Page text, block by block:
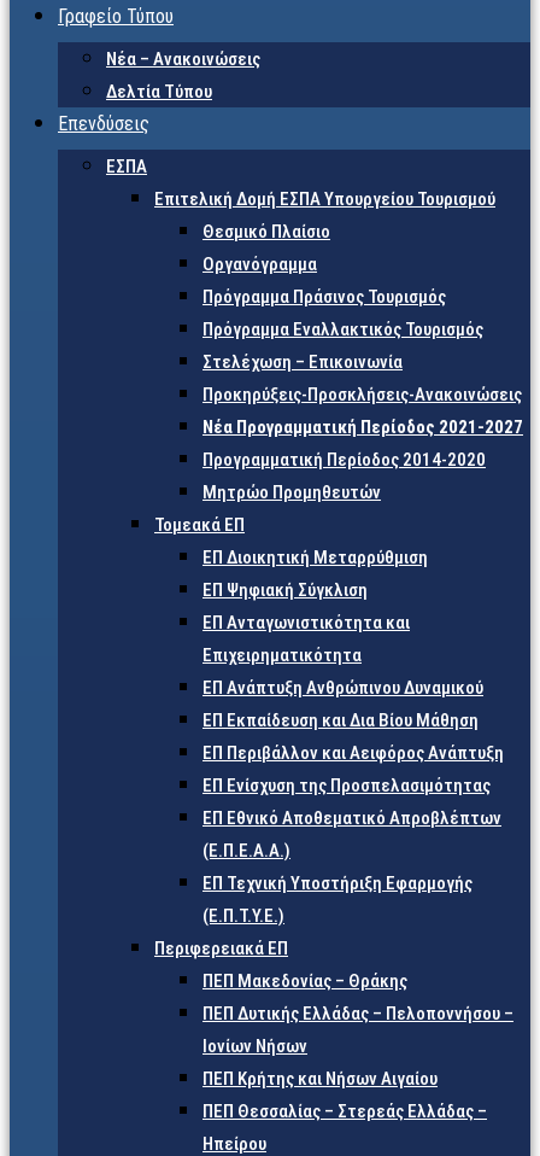
Γραφείο Τύπου
Νέα – Ανακοινώσεις
Δελτία Τύπου
Επενδύσεις
ΕΣΠΑ
Επιτελική Δομή ΕΣΠΑ Υπουργείου Τουρισμού
Θεσμικό Πλαίσιο
Οργανόγραμμα
Πρόγραμμα Πράσινος Τουρισμός
Πρόγραμμα Εναλλακτικός Τουρισμός
Στελέχωση – Επικοινωνία
Προκηρύξεις-Προσκλήσεις-Ανακοινώσεις
Νέα Προγραμματική Περίοδος 2021-2027
Προγραμματική Περίοδος 2014-2020
Μητρώο Προμηθευτών
Τομεακά ΕΠ
ΕΠ Διοικητική Μεταρρύθμιση
ΕΠ Ψηφιακή Σύγκλιση
ΕΠ Ανταγωνιστικότητα και
Επιχειρηματικότητα
ΕΠ Ανάπτυξη Ανθρώπινου Δυναμικού
ΕΠ Εκπαίδευση και Δια Βίου Μάθηση
ΕΠ Περιβάλλον και Αειφόρος Ανάπτυξη
ΕΠ Ενίσχυση της Προσπελασιμότητας
ΕΠ Εθνικό Αποθεματικό Απροβλέπτων
(Ε.Π.Ε.Α.Α.)
ΕΠ Τεχνική Υποστήριξη Εφαρμογής
(Ε.Π.Τ.Υ.Ε.)
Περιφερειακά ΕΠ
ΠΕΠ Μακεδονίας – Θράκης
ΠΕΠ Δυτικής Ελλάδας – Πελοποννήσου –
Ιονίων Νήσων
ΠΕΠ Κρήτης και Νήσων Αιγαίου
ΠΕΠ Θεσσαλίας – Στερεάς Ελλάδας –
Ηπείρου